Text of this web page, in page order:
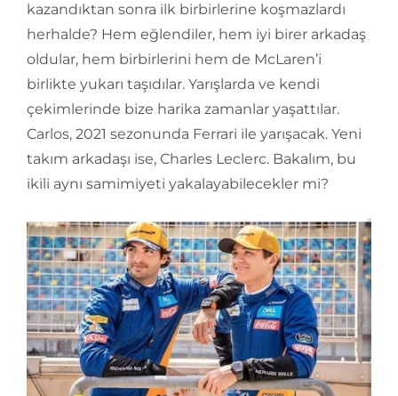
kazandıktan sonra ilk birbirlerine koşmazlardı
herhalde? Hem eğlendiler, hem iyi birer arkadaş
oldular, hem birbirlerini hem de McLaren’i
birlikte yukarı taşıdılar. Yarışlarda ve kendi
çekimlerinde bize harika zamanlar yaşattılar.
Carlos, 2021 sezonunda Ferrari ile yarışacak. Yeni
takım arkadaşı ise, Charles Leclerc. Bakalım, bu
ikili aynı samimiyeti yakalayabilecekler mi?